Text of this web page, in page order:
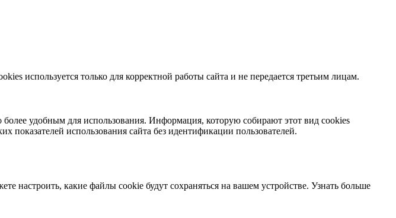
используется только для корректной работы сайта и не передается третьим лицам.
удобным для использования. Информация, которую собирают этот вид cookies
показателей использования сайта без идентификации пользователей.
настроить, какие файлы cookie будут сохраняться на вашем устройстве. Узнать больше